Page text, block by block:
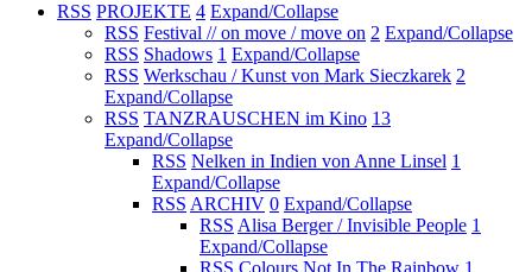
RSS PROJEKTE 4 Expand/Collapse
RSS Festival // on move / move on 2 Expand/Collapse
RSS Shadows 1 Expand/Collapse
RSS Werkschau / Kunst von Mark Sieczkarek 2
Expand/Collapse
RSS TANZRAUSCHEN im Kino 13
Expand/Collapse
RSS Nelken in Indien von Anne Linsel 1
Expand/Collapse
RSS ARCHIV 0 Expand/Collapse
RSS Alisa Berger / Invisible People 1
Expand/Collapse